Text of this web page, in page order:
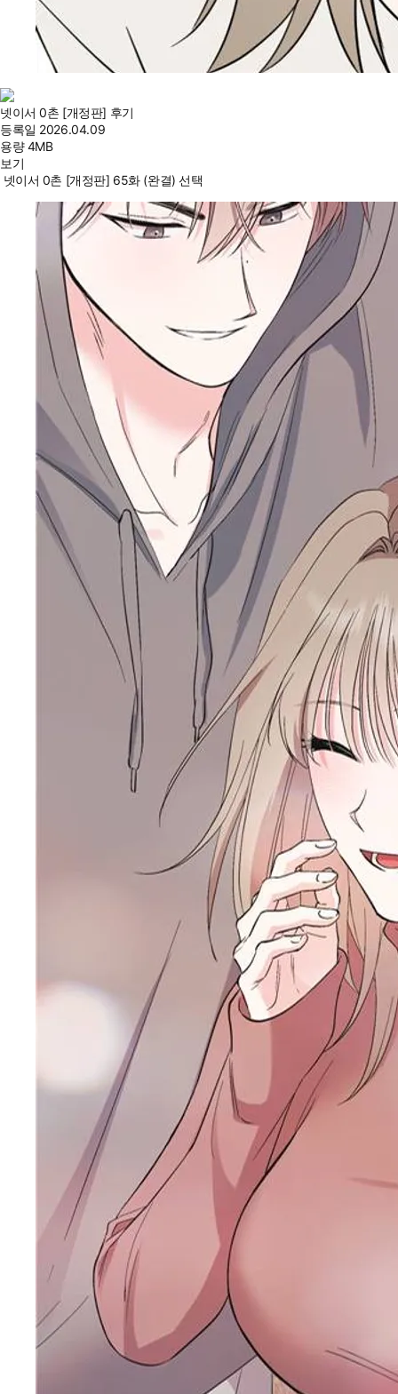
넷이서 0촌 [개정판] 후기
등록일 2026.04.09
용량4MB
보기
넷이서 0촌 [개정판] 65화 (완결) 선택